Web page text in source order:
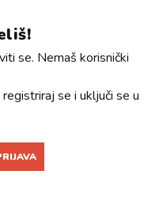
se. Nemaš korisnički
se i uključi se u